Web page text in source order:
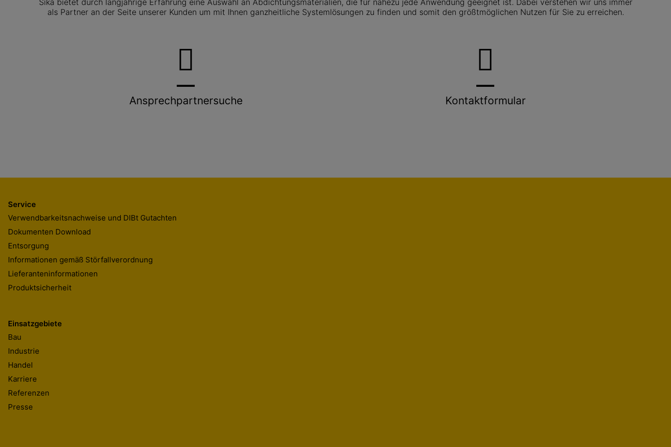
als Partner an der Seite unserer Kunden um mit Ihnen ganzheitliche Systemlösungen zu finden und somit den größtmöglichen Nutzen für Sie zu erreichen.
Ansprechpartnersuche Kontaktformular
Service
Verwendbarkeitsnachweise und DIBt Gutachten
Dokumenten Download
Entsorgung
Informationen gemäß Störfallverordnung
Lieferanteninformationen
Produktsicherheit
Einsatzgebiete
Bau
Industrie
Handel
Karriere
Referenzen
Presse